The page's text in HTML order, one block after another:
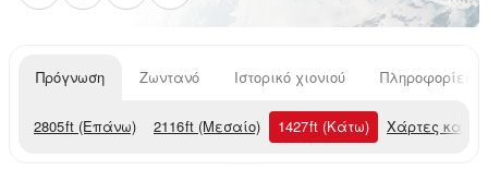
Πρόγνωση Ζωντανό Ιστορικό χιονιού Πληροφορίες
2805ft (Επάνω) 2116ft (Μεσαίο) 1427ft (Κάτω) Χάρτες